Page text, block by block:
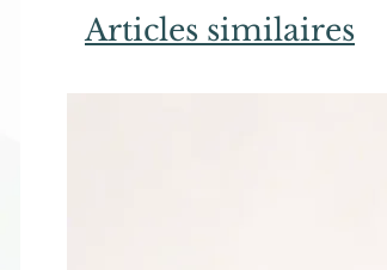
Articles similaires